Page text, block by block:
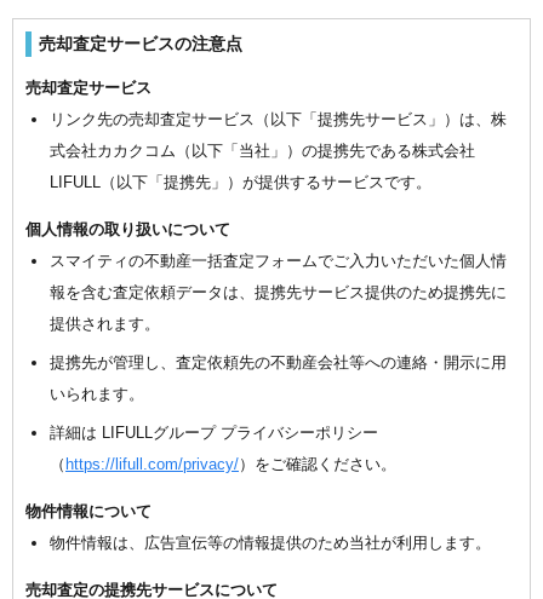
売却査定サービスの注意点
売却査定サービス
リンク先の売却査定サービス（以下「提携先サービス」）は、株
式会社カカクコム（以下「当社」）の提携先である株式会社
LIFULL（以下「提携先」）が提供するサービスです。
個人情報の取り扱いについて
スマイティの不動産一括査定フォームでご入力いただいた個人情
報を含む査定依頼データは、提携先サービス提供のため提携先に
提供されます。
提携先が管理し、査定依頼先の不動産会社等への連絡・開示に用
いられます。
詳細は LIFULLグループ プライバシーポリシー
（ https://lifull.com/privacy/）をご確認ください。
物件情報について
物件情報は、広告宣伝等の情報提供のため当社が利用します。
売却査定の提携先サービスについて